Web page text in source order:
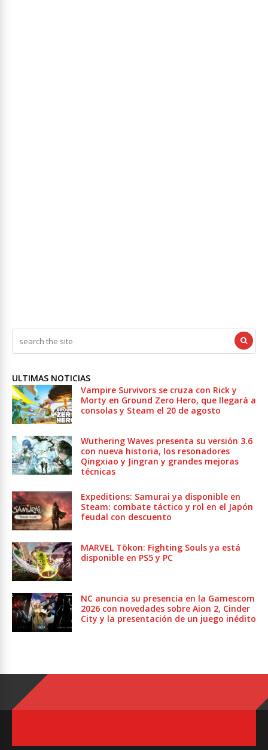
ULTIMAS NOTICIAS
Vampire Survivors se cruza con Rick y
Morty en Ground Zero Hero, que llegará a
consolas y Steam el 20 de agosto
Wuthering Waves presenta su versión 3.6
con nueva historia, los resonadores
Qingxiao y Jingran y grandes mejoras
técnicas
Expeditions: Samurai ya disponible en
Steam: combate táctico y rol en el Japón
feudal con descuento
MARVEL Tōkon: Fighting Souls ya está
disponible en PS5 y PC
NC anuncia su presencia en la Gamescom
2026 con novedades sobre Aion 2, Cinder
City y la presentación de un juego inédito